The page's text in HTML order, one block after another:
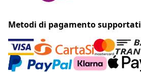
Metodi di pagamento supportati